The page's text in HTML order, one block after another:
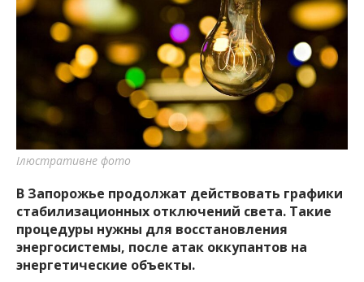
Ілюстративне фото
В Запорожье продолжат действовать графики
стабилизационных отключений света. Такие
процедуры нужны для восстановления
энергосистемы, после атак оккупантов на
энергетические объекты.